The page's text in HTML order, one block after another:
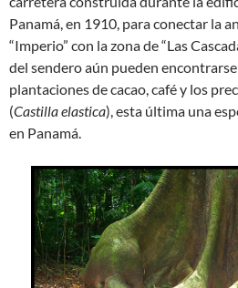
Panamá, en 1910, para conectar la
“Imperio” con la zona de “Las
del sendero aún pueden
plantaciones de cacao, café y los
(Castilla elastica), esta última una
en Panamá.